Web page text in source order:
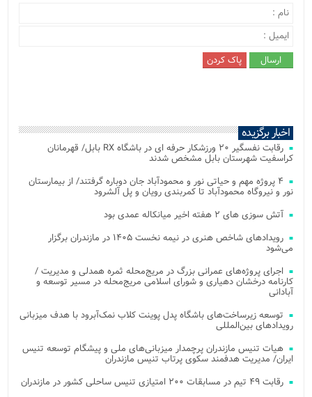
اخبار برگزیده
رقابت نفسگیر ۲۰ ورزشکار حرفه ای در باشگاه RX بابل/ قهرمانان
کراسفیت شهرستان بابل مشخص شدند
۴ پروژه مهم و حیاتی نور و محمودآباد جان دوباره گرفتند/ از بیمارستان
نور و نیروگاه محمودآباد تا کمربندی رویان و پل آلشرود
آتش‌ سوزی‌ های ۲ هفته اخیر میانکاله عمدی بود
رویدادهای شاخص هنری در نیمه نخست ۱۴۰۵ در مازندران برگزار
می‌شود
اجرای پروژه‌های عمرانی بزرگ در مریج‌محله ثمره همدلی و مدیریت /
کارنامه درخشان دهیاری و شورای اسلامی مریج‌محله در مسیر توسعه و
آبادانی
توسعه زیرساخت‌های باشگاه پدل پوینت کلاب نمک‌آبرود با هدف میزبانی
رویدادهای بین‌المللی
هیات تنیس مازندران پرچمدار میزبانی‌های ملی و پیشگام توسعه تنیس
ایران/ مدیریت هدفمند سکوی پرتاب تنیس مازندران
رقابت ۴۹ تیم در مسابقات ۲۰۰ امتیازی تنیس ساحلی کشور در مازندران